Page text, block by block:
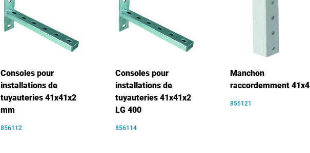
Consoles pour
installations de
tuyauteries 41x41x2
mm
856112
Consoles pour
installations de
tuyauteries 41x41x2
LG 400
856114
Manchon
raccordemment 41x4
856121